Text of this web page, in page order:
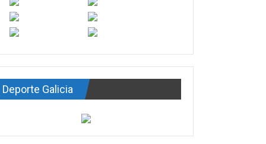
Deporte Galicia